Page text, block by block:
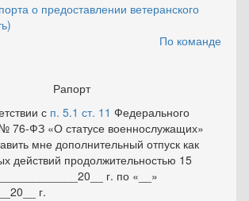
о предоставлении ветеранского
По команде
Рапорт
с п. 5.1 ст. 11 Федерального
76-ФЗ «О статусе военнослужащих»
мне дополнительный отпуск как
действий продолжительностью 15
г. по «__»
г.